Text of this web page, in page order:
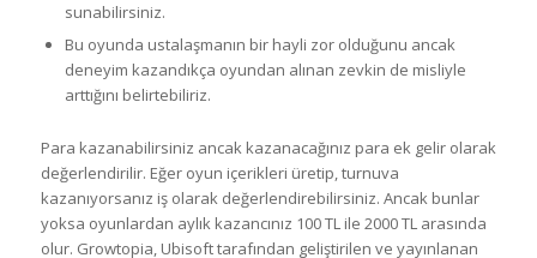
sunabilirsiniz.
Bu oyunda ustalaşmanın bir hayli zor olduğunu ancak
deneyim kazandıkça oyundan alınan zevkin de misliyle
arttığını belirtebiliriz.
Para kazanabilirsiniz ancak kazanacağınız para ek gelir olarak
değerlendirilir. Eğer oyun içerikleri üretip, turnuva
kazanıyorsanız iş olarak değerlendirebilirsiniz. Ancak bunlar
yoksa oyunlardan aylık kazancınız 100 TL ile 2000 TL arasında
olur. Growtopia, Ubisoft tarafından geliştirilen ve yayınlanan